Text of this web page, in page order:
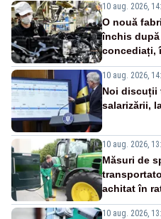
10 aug. 2026,
O nouă
închis după
concediați,
10 aug. 2026,
Noi discuții
salarizării,
10 aug. 2026,
Măsuri de
achitat în
10 aug. 2026,